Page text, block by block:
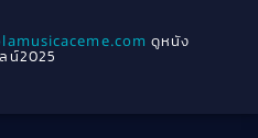
(4)
ดูหนัง
น์2025